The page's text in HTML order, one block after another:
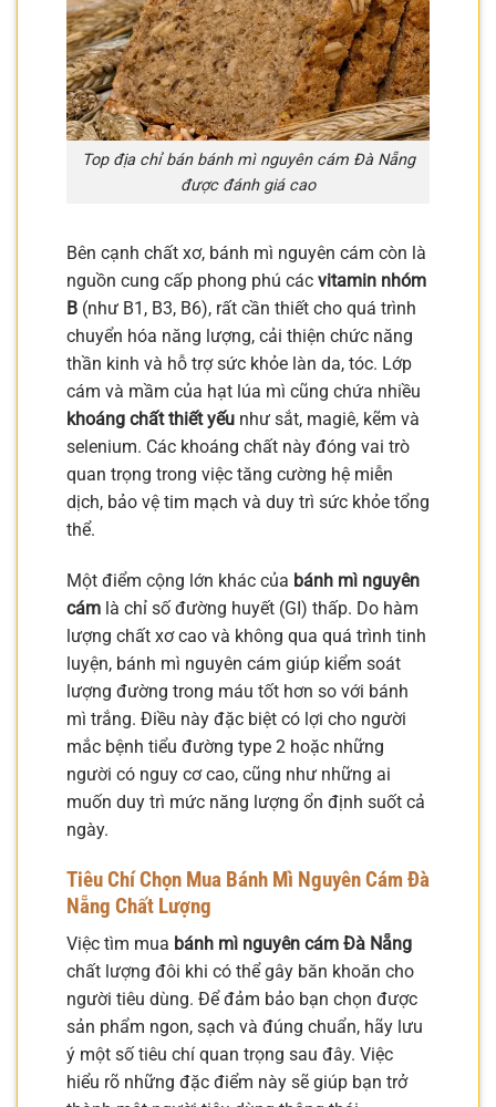
Top địa chỉ bán bánh mì nguyên cám Đà Nẵng
được đánh giá cao
Bên cạnh chất xơ, bánh mì nguyên cám còn là
nguồn cung cấp phong phú các vitamin nhóm
B (như B1, B3, B6), rất cần thiết cho quá trình
chuyển hóa năng lượng, cải thiện chức năng
thần kinh và hỗ trợ sức khỏe làn da, tóc. Lớp
cám và mầm của hạt lúa mì cũng chứa nhiều
khoáng chất thiết yếu như sắt, magiê, kẽm và
selenium. Các khoáng chất này đóng vai trò
quan trọng trong việc tăng cường hệ miễn
dịch, bảo vệ tim mạch và duy trì sức khỏe tổng
thể.
Một điểm cộng lớn khác của bánh mì nguyên
cám là chỉ số đường huyết (GI) thấp. Do hàm
lượng chất xơ cao và không qua quá trình tinh
luyện, bánh mì nguyên cám giúp kiểm soát
lượng đường trong máu tốt hơn so với bánh
mì trắng. Điều này đặc biệt có lợi cho người
mắc bệnh tiểu đường type 2 hoặc những
người có nguy cơ cao, cũng như những ai
muốn duy trì mức năng lượng ổn định suốt cả
ngày.
Tiêu Chí Chọn Mua Bánh Mì Nguyên Cám Đà
Nẵng Chất Lượng
Việc tìm mua bánh mì nguyên cám Đà Nẵng
chất lượng đôi khi có thể gây băn khoăn cho
người tiêu dùng. Để đảm bảo bạn chọn được
sản phẩm ngon, sạch và đúng chuẩn, hãy lưu
ý một số tiêu chí quan trọng sau đây. Việc
hiểu rõ những đặc điểm này sẽ giúp bạn trở